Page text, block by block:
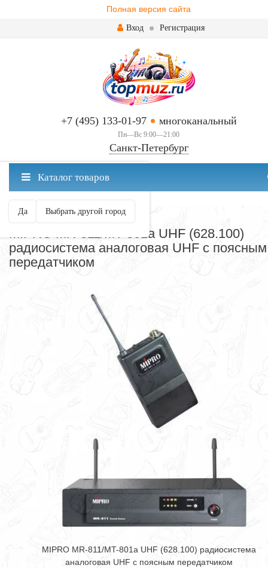
Полная версия сайта
Вход Регистрация
+7 (495) 133-01-97 многоканальный
Пн—Вс 9:00—21:00
Санкт-Петербург
Санкт-Петербург ваш город?
Да Выбрать другой город
Каталог товаров
РАДИОСИСТЕМЫ
MIPRO MR-811/MT-801a UHF (628.100)
радиосистема аналоговая UHF с поясным
передатчиком
MIPRO MR-811/MT-801a UHF (628.100) радиосистема
аналоговая UHF с поясным передатчиком